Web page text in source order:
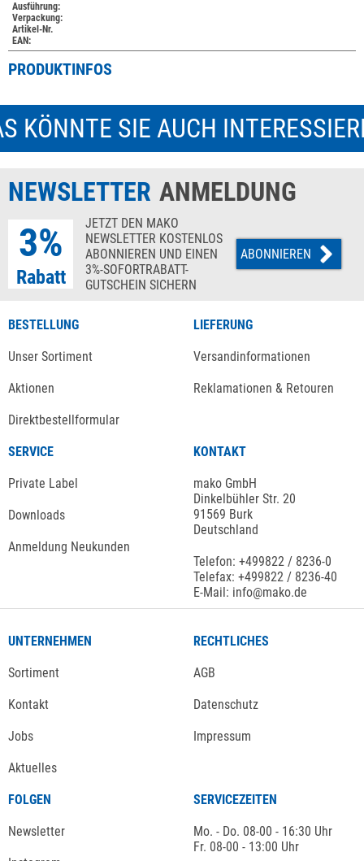
Ausführung:
Verpackung:
Artikel-Nr.
EAN:
PRODUKTINFOS
KÖNNTE SIE AUCH
NEWSLETTER ANMELDUNG
3%
Rabatt
JETZT DEN MAKO
NEWSLETTER KOSTENLOS
ABONNIEREN UND EINEN
3%-SOFORTRABATT-
GUTSCHEIN SICHERN
ABONNIEREN
BESTELLUNG
Unser Sortiment
Aktionen
Direktbestellformular
LIEFERUNG
Versandinformationen
Reklamationen & Retouren
SERVICE
Private Label
Downloads
Anmeldung Neukunden
KONTAKT
mako GmbH
Dinkelbühler Str. 20
91569 Burk
Deutschland
Telefon: +499822 / 8236-0
Telefax: +499822 / 8236-40
E-Mail: info@mako.de
UNTERNEHMEN
Sortiment
Kontakt
Jobs
Aktuelles
RECHTLICHES
AGB
Datenschutz
Impressum
FOLGEN
Newsletter
SERVICEZEITEN
Mo. - Do. 08-00 - 16:30 Uhr
Fr. 08-00 - 13:00 Uhr